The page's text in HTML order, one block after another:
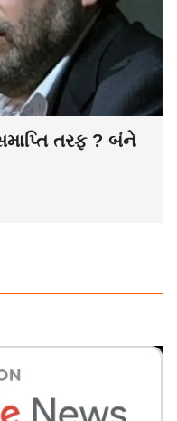
તરફ ? બંને